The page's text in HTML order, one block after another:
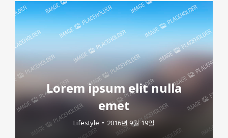
Lorem ipsum elit nulla
emet
Lifestyle 2016년 9월 19일